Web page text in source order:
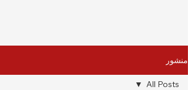
منشور
All Posts